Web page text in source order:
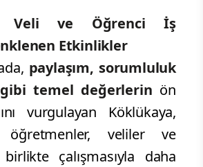
Veli ve Öğrenci İş
Etkinlikler
paylaşım, sorumluluk
temel değerlerin ön
vurgulayan Köklükaya,
öğretmenler, veliler ve
çalışmasıyla daha